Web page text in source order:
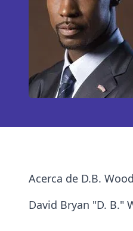
Acerca de D.B.
David Bryan "D. B."